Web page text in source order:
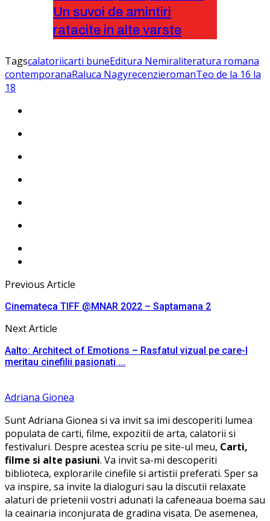
Un suvoi de amintiri
ratacite in alte varste
Tagscalatoriicarti buneEditura Nemiraliteratura romana
contemporanaRaluca NagyrecenzieromanTeo de la 16 la
18
Previous Article
Cinemateca TIFF @MNAR 2022 – Saptamana 2
Next Article
Aalto: Architect of Emotions – Rasfatul vizual pe care-l
meritau cinefilii pasionati ...
Adriana Gionea
Sunt Adriana Gionea si va invit sa imi descoperiti lumea
populata de carti, filme, expozitii de arta, calatorii si
festivaluri. Despre acestea scriu pe site-ul meu, Carti,
filme si alte pasiuni. Va invit sa-mi descoperiti
biblioteca, explorarile cinefile si artistii preferati. Sper sa
va inspire, sa invite la dialoguri sau la discutii relaxate
alaturi de prietenii vostri adunati la cafeneaua boema sau
la ceainaria inconjurata de gradina visata. De asemenea,